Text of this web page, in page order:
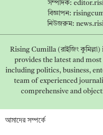
সম্পাদক:
বিজ্ঞাপন:
নিউজরুম:
Rising Cumilla (রাইজিং
provides the latest and
including politics, business,
team of experienced
comprehensive and
আমাদের সম্পর্কে